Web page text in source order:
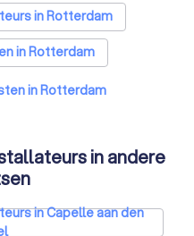
in Rotterdam
in Rotterdam
in Rotterdam
in Rotterdam
in Rotterdam
in andere
in Capelle aan den